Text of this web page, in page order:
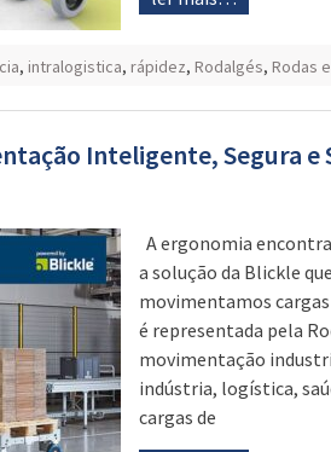
, intralogistica, rápidez, Rodalgés, Rodas
Inteligente, Segura e
A ergonomia
a solução da Blickle
movimentamos
é representada pela
movimentação
indústria, logística,
cargas de